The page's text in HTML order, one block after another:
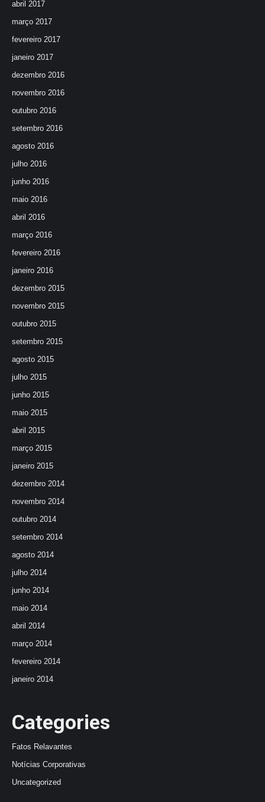
abril 2017
março 2017
fevereiro 2017
janeiro 2017
dezembro 2016
novembro 2016
outubro 2016
setembro 2016
agosto 2016
julho 2016
junho 2016
maio 2016
abril 2016
março 2016
fevereiro 2016
janeiro 2016
dezembro 2015
novembro 2015
outubro 2015
setembro 2015
agosto 2015
julho 2015
junho 2015
maio 2015
abril 2015
março 2015
janeiro 2015
dezembro 2014
novembro 2014
outubro 2014
setembro 2014
agosto 2014
julho 2014
junho 2014
maio 2014
abril 2014
março 2014
fevereiro 2014
janeiro 2014
Categories
Fatos Relavantes
Notícias Corporativas
Uncategorized